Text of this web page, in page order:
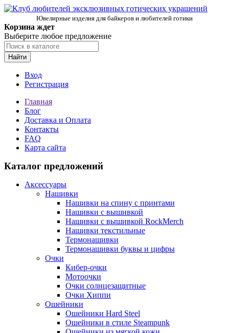
Ювелирные изделия для байкеров и любителей готики
Корзина ждет
Выберите любое предложение
Найти
Вход
Регистрация
Главная
Блог
Доставка и Оплата
Контакты
FAQ
Карта сайта
Каталог предложений
Аксессуары
Нашивки
Нашивки на спину с принтами
Нашивки с вышивкой
Нашивки с вышивкой RockMerch
Нашивки текстильные
Термонашивки
Термонашивки буквы и цифры
Очки
Кибер-очки
Мотоочки
Очки солнцезащитные
Очки Хиппи
Ошейники
Ошейники Hard Steel
Ошейники в стиле Steampunk